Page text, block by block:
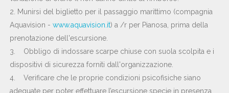
2. Munirsi del biglietto per il passaggio marittimo (compagnia
Aquavision - www.aquavision.it) a /r per Pianosa, prima della
prenotazione dell'escursione.
3. Obbligo di indossare scarpe chiuse con suola scolpita e i
dispositivi di sicurezza forniti dall'organizzazione.
4. Verificare che le proprie condizioni psicofisiche siano
adeguate per poter effettuare l’escursione specie in presenza